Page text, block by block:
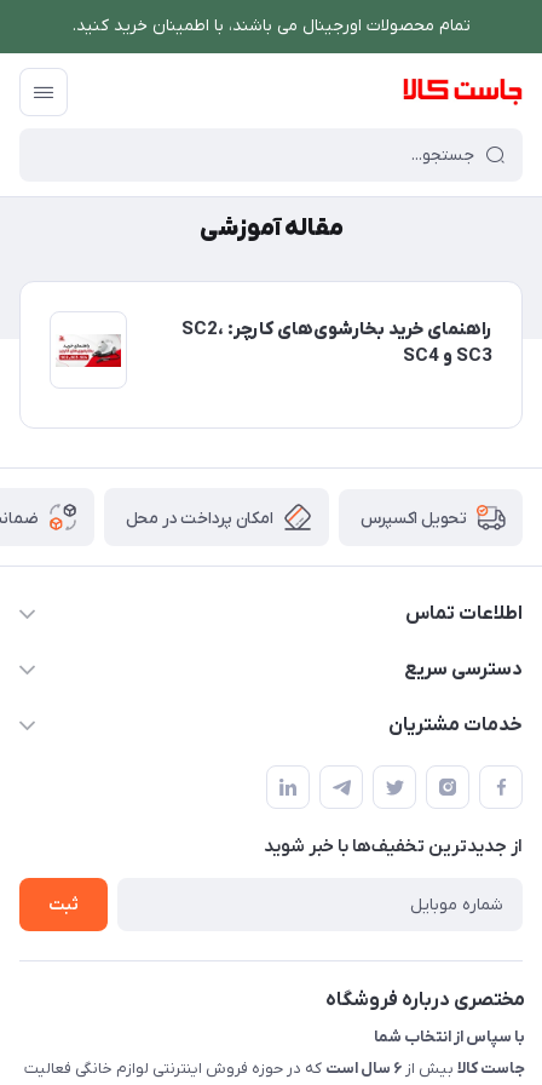
تمام محصولات اورجینال می باشند، با اطمینان خرید کنید.
فروشگاه اینترنتی جاست کالا
مقاله آموزشی
راهنمای خرید بخارشوی‌های کارچر: SC2،
SC3 و SC4
تحویل اکسپرس امکان پرداخت در محل
اطلاعات تماس
09398557137
سمت چپ (فروشگاه صوتی عباسی) - "تحویل حضوری فقط با
هماهنگی"
دسترسی سریع
لیست محصولات
حساب کاربری
تماس با ما
خدمات مشتریان
راهنما
پرسش های شما
شرایط و ضوابط گارانتی
روش های بازگرداندن کالا
از جدید‌ترین تخفیف‌ها با‌ خبر شوید
ثبت
مختصری درباره فروشگاه
با سپاس از انتخاب شما
جاست کالا بیش از ۶ سال است که در حوزه فروش اینترنتی لوازم خانگی فعالیت